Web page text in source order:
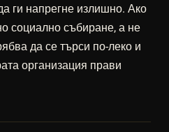
ги напрегне излишно. Ако
социално събиране, а не
да се търси по-леко и
организация прави